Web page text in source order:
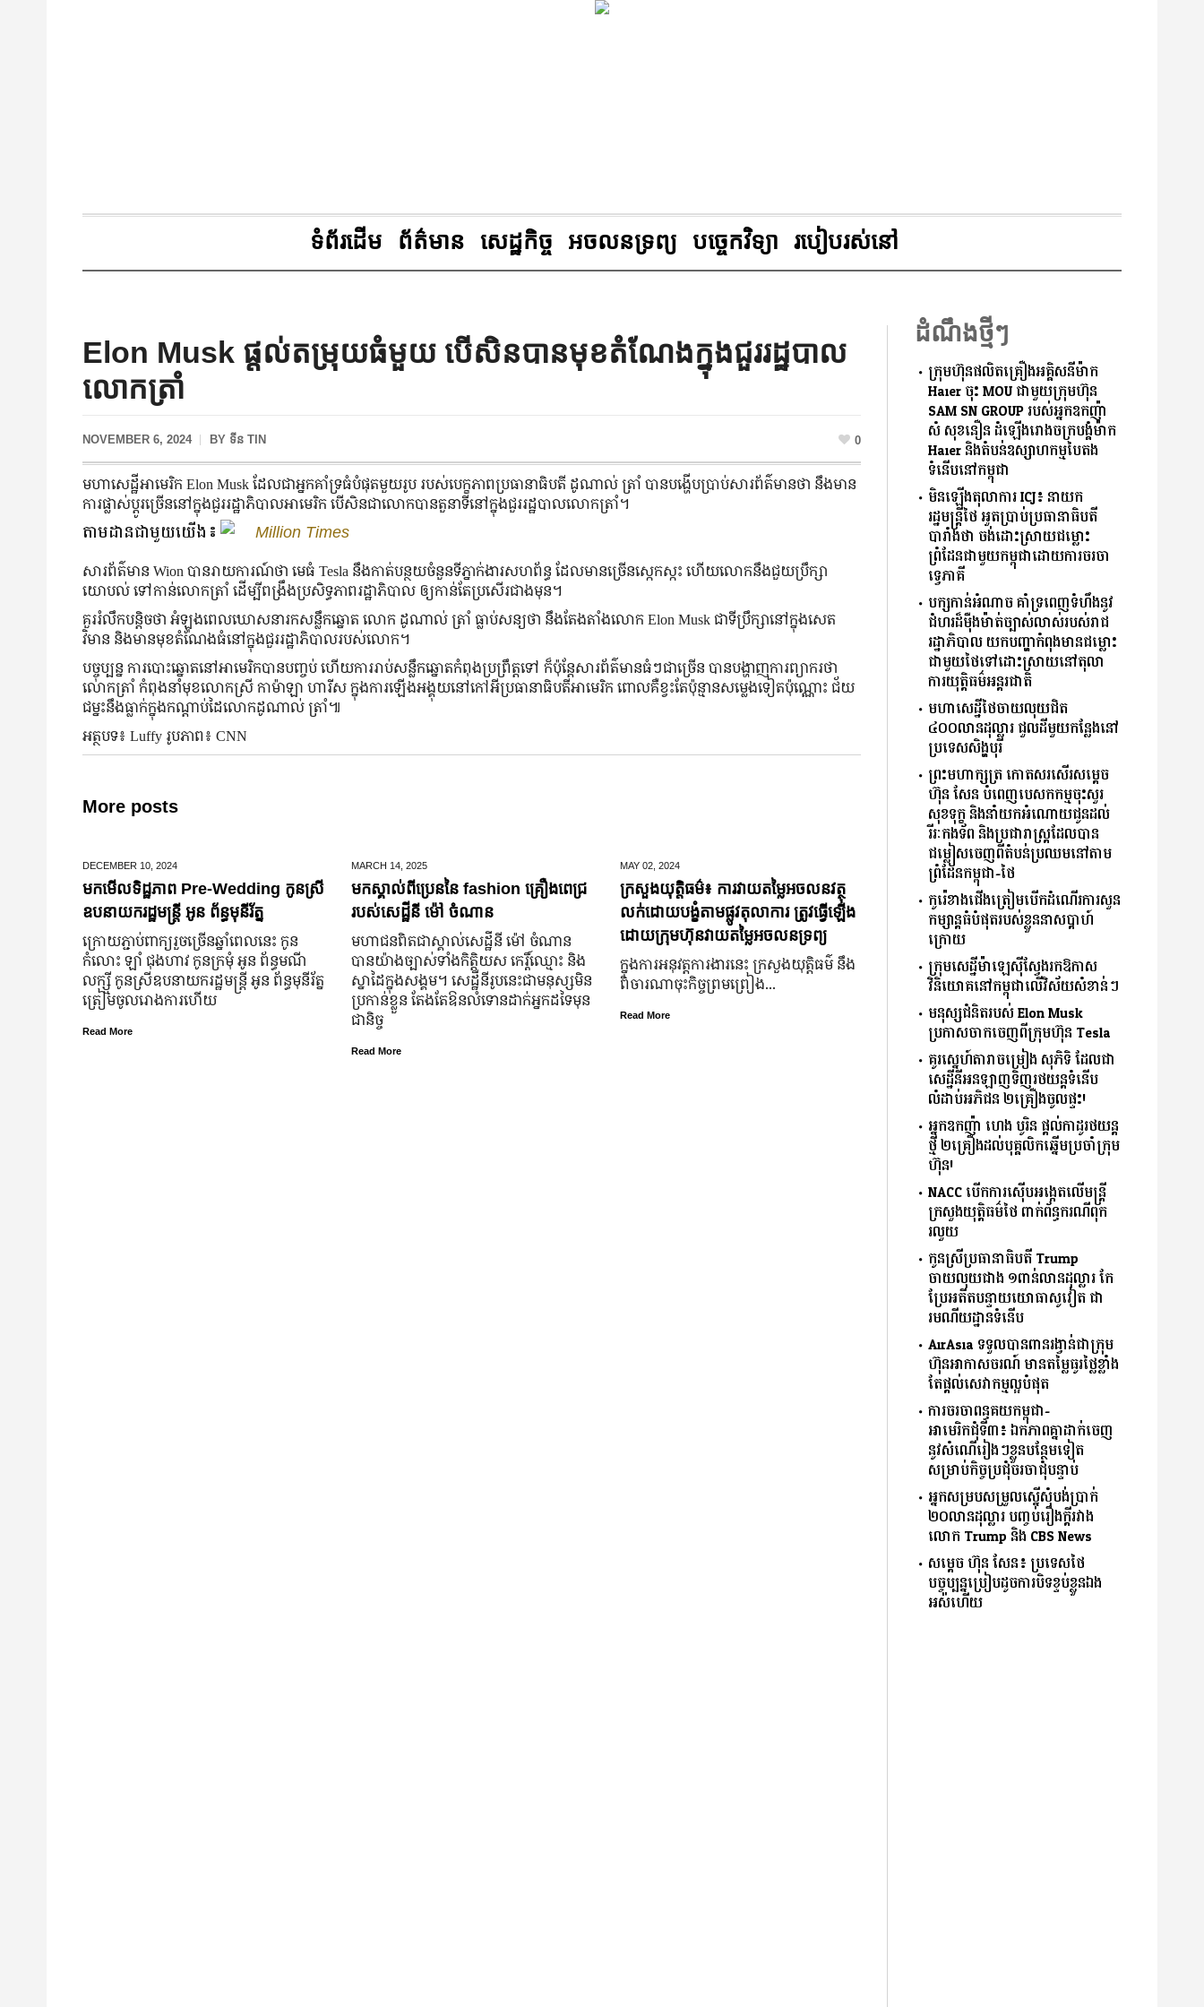
ទំព័រដើម ព័ត៌មាន សេដ្ឋកិច្ច អចលនទ្រព្យ បច្ចេកវិទ្យា របៀបរស់នៅ
Elon Musk ផ្ដល់តម្រុយធំមួយ បើសិនបានមុខតំណែងក្នុងជួររដ្ឋបាល
លោកត្រាំ
NOVEMBER 6, 2024 BY ទីន TIN 0
មហាសេដ្ឋីអាមេរិក Elon Musk ដែលជាអ្នកគាំទ្រធំបំផុតមួយរូប របស់បេក្ខភាពប្រធានាធិបតី ដូណាល់ ត្រាំ បានបង្ហើបប្រាប់សារព័ត៌មានថា នឹងមាន
ការផ្លាស់ប្ដូរច្រើននៅក្នុងជួររដ្ឋាភិបាលអាមេរិក បើសិនជាលោកបានតួនាទីនៅក្នុងជួររដ្ឋបាលលោកត្រាំ។
តាមដានជាមួយយើង៖ Million Times
សារព័ត៌មាន Wion បានរាយការណ៍ថា មេធំ Tesla នឹងកាត់បន្ថយចំនួនទីភ្នាក់ងារសហព័ន្ធ ដែលមានច្រើនស្កេកស្កះ ហើយលោកនឹងជួយប្រឹក្សា
យោបល់ ទៅកាន់លោកត្រាំ ដើម្បីពង្រឹងប្រសិទ្ធភាពរដ្ឋាភិបាល ឲ្យកាន់តែប្រសើរជាងមុន។
គួររំលឹកបន្តិចថា អំឡុងពេលឃោសនារកសន្លឹកឆ្នោត លោក ដូណាល់ ត្រាំ ធ្លាប់សន្យថា នឹងតែងតាំងលោក Elon Musk ជាទីប្រឹក្សានៅក្នុងសេត
វិមាន និងមានមុខតំណែងធំនៅក្នុងជួររដ្ឋាភិបាលរបស់លោក។
បច្ចុប្បន្ន ការបោះឆ្នោតនៅអាមេរិកបានបញ្ចប់ ហើយការរាប់សន្លឹកឆ្នោតកំពុងប្រព្រឹត្តទៅ ក៏ប៉ុន្តែសារព័ត៌មានធំៗជាច្រើន បានបង្ហាញការព្យាករថា
លោកត្រាំ កំពុងនាំមុខលោកស្រី កាម៉ាឡា ហារីស ក្នុងការឡើងអង្គុយនៅកៅអីប្រធានាធិបតីអាមេរិក ពោលគឺខ្វះតែប៉ុន្មានសម្លេងទៀតប៉ុណ្ណោះ ជ័យ
ជម្នះនឹងធ្លាក់ក្នុងកណ្ដាប់ដៃលោកដូណាល់ ត្រាំ៕
អត្ថបទ៖ Luffy រូបភាព៖ CNN
More posts
DECEMBER 10, 2024
មកមើលទិដ្ឋភាព Pre-Wedding កូនស្រី
ឧបនាយករដ្ឋមន្រ្តី អូន ព័ន្ធមុនីរ័ត្ន
ក្រោយ​ភ្ជាប់​ពាក្យ​រួច​ច្រើន​ឆ្នាំ​ពេលនេះ កូន
កំលោះ ឡាំ ជុងហាវ កូនក្រមុំ អូន ព័ន្ធមណី
លក្ស្មី កូនស្រី​ឧបនាយករដ្ឋមន្ត្រី អូន ព័ន្ធមុនីរ័ត្ន
ត្រៀម​ចូល​រោងការ​ហើយ
Read More
MARCH 14, 2025
មកស្គាល់ពីប្រេននៃ​ fashion គ្រឿងពេជ្រ
របស់សេដ្ឋីនី ម៉ៅ ចំណាន
មហាជន​ពិតជា​ស្គាល់​សេដ្ឋី​នី ម៉ៅ ចំណាន
បាន​យ៉ាង​ច្បាស់​ទាំង​កិត្តិយស កេរ្តិ៍ឈ្មោះ និង​
ស្នាដៃ​ក្នុង​សង្គម។ សេដ្ឋី​នី​រូប​នេះ​ជា​មនុស្ស​មិន​
ប្រកាន់​ខ្លួន តែងតែ​ឱនលំទោន​ដាក់​អ្នក​ដទៃ​មុន​
ជានិច្ច
Read More
MAY 02, 2024
ក្រសួងយុត្តិធម៌៖ ការវាយតម្លៃអចលនវត្ថុ
លក់ដោយបង្ខំតាមផ្លូវតុលាការ ត្រូវធ្វើឡើង
ដោយក្រុមហ៊ុនវាយតម្លៃអចលនទ្រព្យ
ក្នុងការអនុវត្តការងារនេះ ក្រសួងយុត្តិធម៌ នឹង
ពិចារណាចុះកិច្ចព្រមព្រៀង...
Read More
ដំណឹងថ្មីៗ
ក្រុមហ៊ុនផលិតគ្រឿងអគ្គិសនីម៉ាក
Haier ចុះ MOU ជាមួយក្រុមហ៊ុន
SAM SN GROUP របស់អ្នកឧកញ៉ា
សំ សុខនឿន ដំឡើងរោងចក្របង្គំម៉ាក
Haier និងតំបន់ឧស្សាហកម្មបៃតង
ទំនើបនៅកម្ពុជា
មិនឡើងតុលាការ ICJ៖ នាយក
រដ្ឋមន្រ្តីថៃ អួតប្រាប់ប្រធានាធិបតី
បារាំងថា ចង់ដោះស្រាយជម្លោះ
ព្រំដែនជាមួយកម្ពុជាដោយការចរចា
ទ្វេភាគី
បក្សកាន់អំណាច គាំទ្រពេញទំហឹងនូវ
ជំហរដ៏ម៉ឺងម៉ាត់ច្បាស់លាស់របស់រាជ
រដ្ឋាភិបាល យកបញ្ហាកំពុងមានជម្លោះ
ជាមួយថៃទៅដោះស្រាយនៅតុលា
ការយុត្តិធម៌អន្តរជាតិ
មហាសេដ្ឋីថៃចាយលុយជិត
៤០០លានដុល្លារ ជួលដីមួយកន្លែងនៅ
ប្រទេសសិង្ហបុរី
ព្រះមហាក្សត្រ កោតសរសើរសម្តេច
ហ៊ុន សែន បំពេញបេសកកម្មចុះសួរ
សុខទុក្ខ និងនាំយកអំណោយជូនដល់
រីរៈកងទ័ព និងប្រជារាស្ត្រដែលបាន
ជម្លៀសចេញពីតំបន់ប្រឈមនៅតាម
ព្រំដែនកម្ពុជា-ថៃ
កូរ៉េខាងជើងត្រៀមបើកដំណើរការសួន
កម្សាន្តធំបំផុតរបស់ខ្លួននាសប្ដាហ៍
ក្រោយ
ក្រុមសេដ្ឋីម៉ាឡេស៊ីស្វែងរកឱកាស
វិនិយោគនៅកម្ពុជាលើវិស័យសំខាន់ៗ
មនុស្សជំនិតរបស់ Elon Musk
ប្រកាសចាកចេញពីក្រុមហ៊ុន Tesla
គូរស្នេហ៍តារាចម្រៀង សុភិទិ ដែលជា
សេដ្ឋីនីអនឡាញទិញរថយន្តទំនើប
លំដាប់អភិជន ២គ្រឿងចូលផ្ទះ!
អ្នកឧកញ៉ា ហេង បូរិន ផ្តល់កាដូរថយន្ត
ថ្មី ២គ្រឿងដល់បុគ្គលិកឆ្នើមប្រចាំក្រុម
ហ៊ុន!
NACC បើកការស៊ើបអង្កេតលើមន្ត្រី
ក្រសួងយុត្តិធម៌ថៃ ពាក់ព័ន្ធករណីពុក
រលួយ
កូនស្រីប្រធានាធិបតី Trump
ចាយលុយជាង ១ពាន់លានដុល្លារ កែ
ប្រែអតីតបន្ទាយយោធាសូវៀត ជា
រមណីយដ្ឋានទំនើប
AirAsia ទទួលបានពានរង្វាន់ជាក្រុម
ហ៊ុនអាកាសចរណ៍ មានតម្លៃធូរថ្លៃខ្លាំង
តែផ្ដល់សេវាកម្មល្អបំផុត
ការចរចាពន្ធគយកម្ពុជា-
អាមេរិកជុំទី៣៖ ឯកភាពគ្នាដាក់ចេញ
នូវសំណើរៀងៗខ្លួនបន្ថែមទៀត​
សម្រាប់កិច្ចប្រជុំចរចាជុំបន្ទាប់
អ្នកសម្របសម្រួលស្នើសុំបង់ប្រាក់
២០លានដុល្លារ បញ្ចប់រឿងក្ដីរវាង
លោក Trump និង CBS News
សម្តេច ហ៊ុន សែន៖ ប្រទេស​ថៃ​
បច្ចុប្បន្នប្រៀបដូចការបិទខ្ទប់ខ្លួនឯង
អស់ហើយ